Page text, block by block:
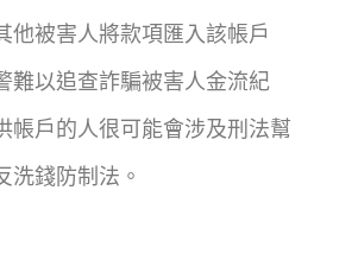
他被害人將款項匯入該帳戶
難以追查詐騙被害人金流紀
帳戶的人很可能會涉及刑法幫
洗錢防制法。